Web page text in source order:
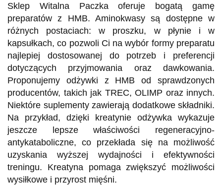
Sklep Witalna Paczka oferuje bogatą gamę
preparatów z HMB. Aminokwasy są dostępne w
różnych postaciach: w proszku, w płynie i w
kapsułkach, co pozwoli Ci na wybór formy preparatu
najlepiej dostosowanej do potrzeb i preferencji
dotyczących przyjmowania oraz dawkowania.
Proponujemy odżywki z HMB od sprawdzonych
producentów, takich jak TREC, OLIMP oraz innych.
Niektóre suplementy zawierają dodatkowe składniki.
Na przykład, dzięki kreatynie odżywka wykazuje
jeszcze lepsze właściwości regeneracyjno-
antykataboliczne, co przekłada się na możliwość
uzyskania wyższej wydajności i efektywności
treningu. Kreatyna pomaga zwiększyć możliwości
wysiłkowe i przyrost mięśni.